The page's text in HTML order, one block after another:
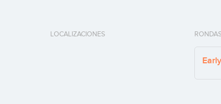
LOCALIZACIONES